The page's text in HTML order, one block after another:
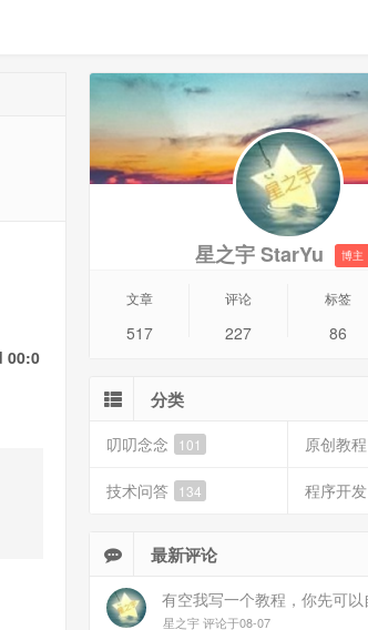
00:0
星之宇 StarYu 博主
文章
517
评论
227
标签
86
分类
叨叨念念 101 原创教程
技术问答 134 程序开发
最新评论
星之宇 评论于08-07